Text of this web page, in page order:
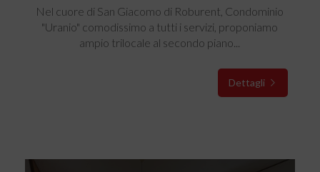
Nel cuore di San Giacomo di Roburent, Condominio
"Uranio" comodissimo a tutti i servizi, proponiamo
ampio trilocale al secondo piano...
Dettagli